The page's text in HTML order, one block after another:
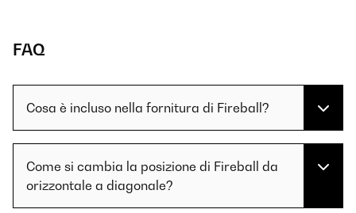
FAQ
Cosa è incluso nella fornitura di Fireball?
Come si cambia la posizione di Fireball da
orizzontale a diagonale?